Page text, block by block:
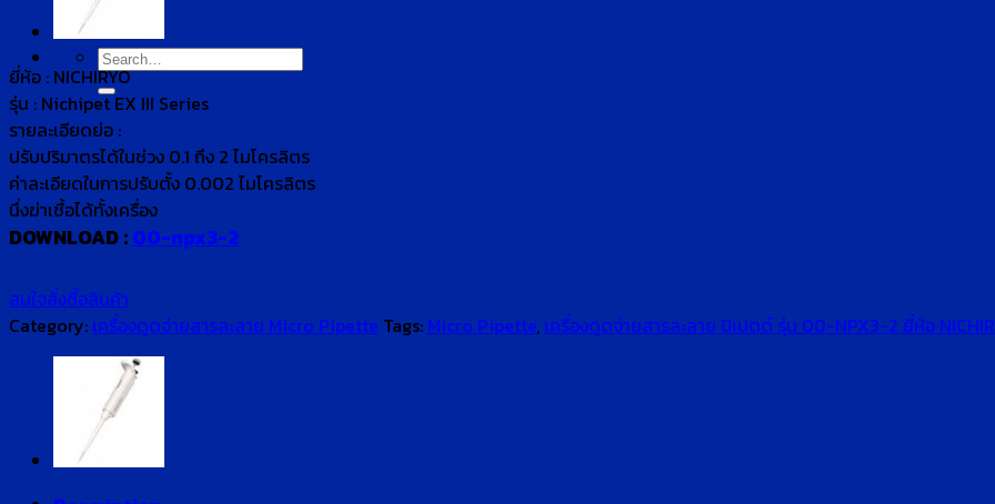
Search
for:
ยี่ห้อ : NICHIRYO
รุ่น : Nichipet EX III Series
รายละเอียดย่อ :
ปรับปริมาตรได้ในช่วง 0.1 ถึง 2 ไมโครลิตร
ค่าละเอียดในการปรับตั้ง 0.002 ไมโครลิตร
นึ่งฆ่าเชื้อได้ทั้งเครื่อง
DOWNLOAD :00-npx3-2
สนใจสั่งซื้อสินค้า
Category: เครื่องดูดจ่ายสารละลาย Micro Pipette Tags: Micro Pipette, เครื่องดูดจ่ายสารละลาย ปิเปตต์ รุ่น 00-NPX3-2 ยี่ห้อ